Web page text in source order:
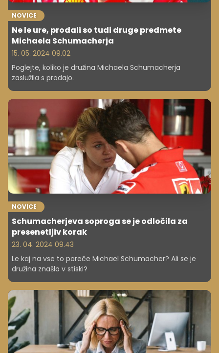
NOVICE
Ne le ure, prodali so tudi druge predmete
Michaela Schumacherja
15. 05. 2024 09.02
Poglejte, koliko je družina Michaela Schumacherja
zaslužila s prodajo.
NOVICE
Schumacherjeva soproga se je odločila za
presenetljiv korak
23. 04. 2024 09.43
Le kaj na vse to poreče Michael Schumacher? Ali se je
družina znašla v stiski?